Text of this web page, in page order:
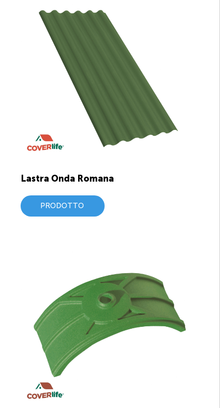
Lastra Onda Romana
PRODOTTO